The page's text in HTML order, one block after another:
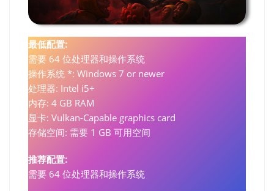
最低配置:
需要 64 位处理器和操作系统
操作系统 *: Windows 7 or newer
处理器: Intel i5+
内存: 4 GB RAM
显卡: Vulkan-Capable graphics card
存储空间: 需要 1 GB 可用空间
推荐配置:
需要 64 位处理器和操作系统